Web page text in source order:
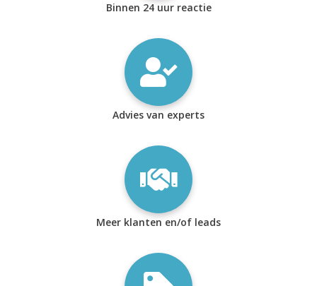
Binnen 24 uur reactie
Advies van experts
Meer klanten en/of leads